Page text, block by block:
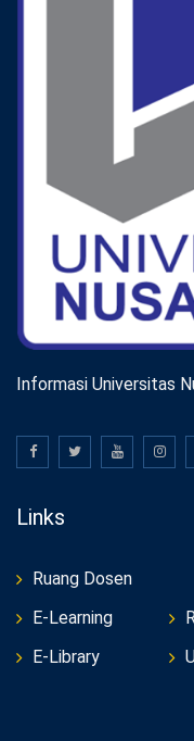
Informasi Universitas
Links
Ruang Dosen
E-Learning
E-Library